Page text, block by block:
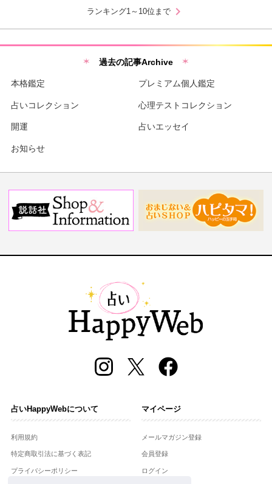
ランキング1～10位まで chevron_right
過去の記事Archive
本格鑑定 プレミアム個人鑑定
占いコレクション 心理テストコレクション
開運 占いエッセイ
お知らせ
占いHappyWebについて
利用規約
特定商取引法に基づく表記
プライバシーポリシー
マイページ
メールマガジン登録
会員登録
ログイン